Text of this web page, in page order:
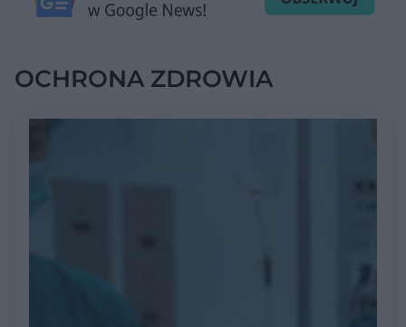
OCHRONA ZDROWIA